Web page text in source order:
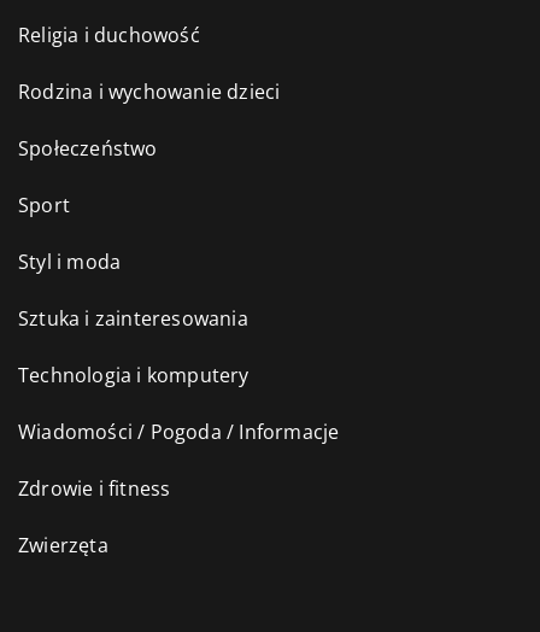
Religia i duchowość
Rodzina i wychowanie dzieci
Społeczeństwo
Sport
Styl i moda
Sztuka i zainteresowania
Technologia i komputery
Wiadomości / Pogoda / Informacje
Zdrowie i fitness
Zwierzęta